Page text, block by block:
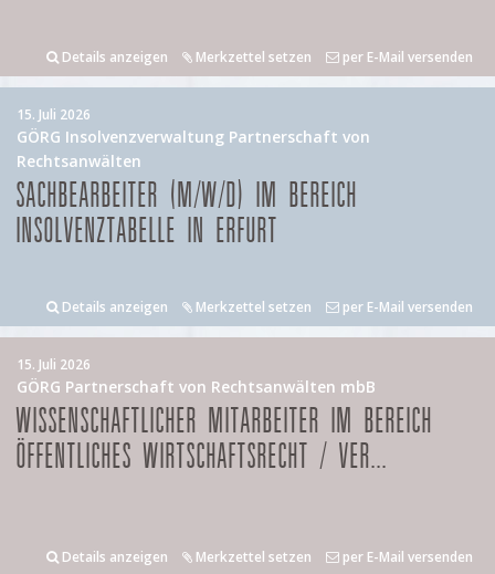
Details anzeigen Merkzettel setzen per E-Mail versenden
15. Juli 2026
GÖRG Insolvenzverwaltung Partnerschaft von
Rechtsanwälten
SACHBEARBEITER (M/W/D) IM BEREICH
INSOLVENZTABELLE IN ERFURT
Details anzeigen Merkzettel setzen per E-Mail versenden
15. Juli 2026
GÖRG Partnerschaft von Rechtsanwälten mbB
WISSENSCHAFTLICHER MITARBEITER IM BEREICH
ÖFFENTLICHES WIRTSCHAFTSRECHT / VER...
Details anzeigen Merkzettel setzen per E-Mail versenden